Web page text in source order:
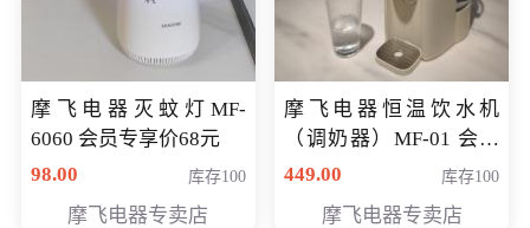
摩飞电器灭蚊灯MF-
6060 会员专享价68元
98.00
库存100
摩飞电器专卖店
摩飞电器恒温饮水机
（调奶器）MF-01 会员
专享价366元
449.00 库存100
摩飞电器专卖店